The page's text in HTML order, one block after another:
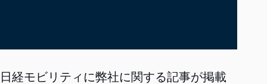
日経モビリティに弊社に関する記事が掲載